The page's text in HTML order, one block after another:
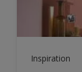
Inspiration